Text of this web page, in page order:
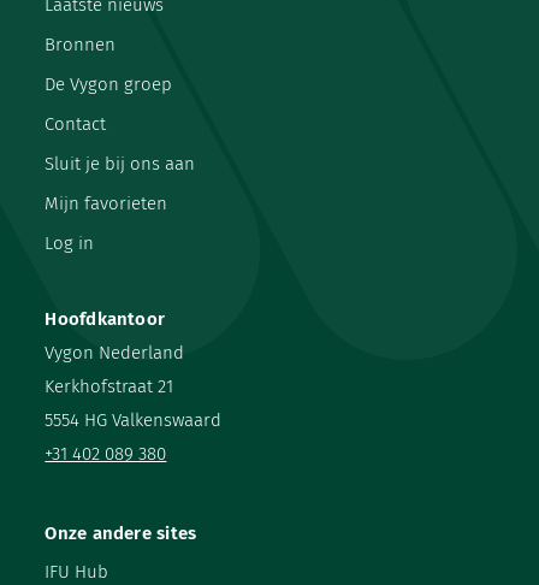
Hoofdkantoor
Vygon Nederland
Kerkhofstraat 21
5554 HG Valkenswaard
+31 402 089 380
Laatste nieuws
Bronnen
De Vygon groep
Contact
Sluit je bij ons aan
Mijn favorieten
Log in
Onze andere sites
IFU Hub